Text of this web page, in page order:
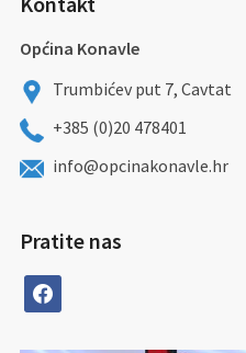
Općina Konavle
Trumbićev put 7, Cavtat
+385 (0)20 478401
info@opcinakonavle.hr
Pratite nas
facebook